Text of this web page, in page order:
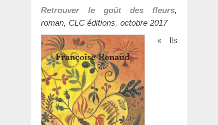
Retrouver le goût des fleurs,
roman, CLC éditions, octobre 2017
« Ils